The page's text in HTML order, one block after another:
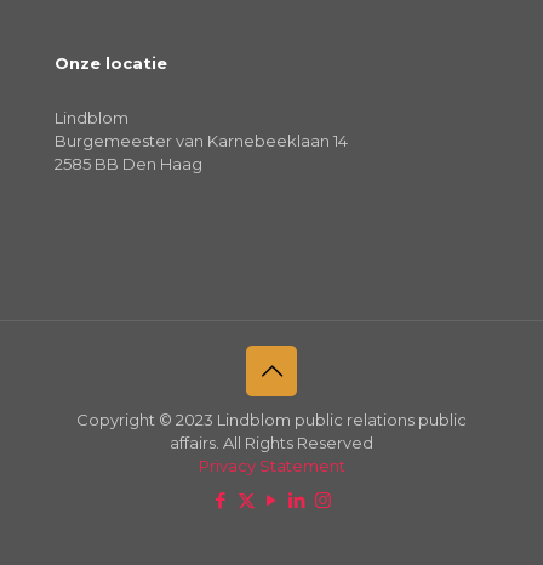
Onze locatie
Lindblom
Burgemeester van Karnebeeklaan 14
2585 BB Den Haag
Copyright © 2023 Lindblom public relations public
affairs. All Rights Reserved
Privacy Statement